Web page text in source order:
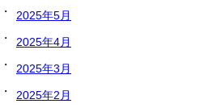
2025年5月
2025年4月
2025年3月
2025年2月